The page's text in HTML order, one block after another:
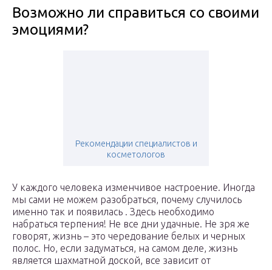
Возможно ли справиться со своими
эмоциями?
Рекомендации специалистов и
косметологов
У каждого человека изменчивое настроение. Иногда
мы сами не можем разобраться, почему случилось
именно так и появилась . Здесь необходимо
набраться терпения! Не все дни удачные. Не зря же
говорят, жизнь – это чередование белых и черных
полос. Но, если задуматься, на самом деле, жизнь
является шахматной доской, все зависит от